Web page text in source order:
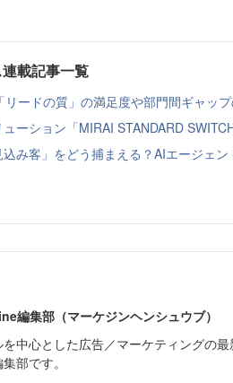
載記事一覧
ードの質」の満足度や部門間ギャッ
ーション「MIRAI STANDARD
込み客」をどう捕まえる？AIエージェ
編集部（マーケジンヘンシュウブ）
中心とした広告／マーケティングの
部です。